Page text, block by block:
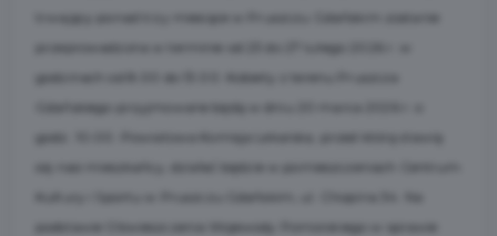
trwający ponad trzy miesiące w Pruszczu Gdańskim zostanie
przeprowadzona w terminie od 23 do 27 lutego 2026 r. w
godzinach od 8.00 do 13.00. Kobiety z terenu Pruszcza
Gdańskiego przyjmowane będą w dniu 20 marca 2026 r. o
godz. 10.00. Powiatowa Komisja Lekarska, przed którą stawią
się nasi mieszkańcy, działać będzie w pomieszczeniach Centrum
Kultury i Sportu w Pruszczu Gdańskim, ul. Chopina 34. Na
podstawie Obwieszczenia Wojewody Pomorskiego w sprawie